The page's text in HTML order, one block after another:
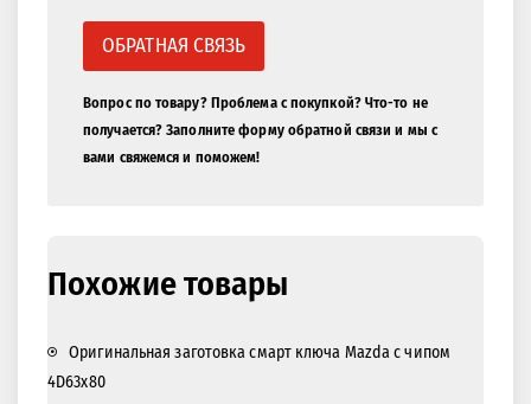
ОБРАТНАЯ СВЯЗЬ
Вопрос по товару? Проблема с покупкой? Что-то не
получается? Заполните форму обратной связи и мы с
вами свяжемся и поможем!
Похожие товары
Оригинальная заготовка смарт ключа Mazda с чипом
4D63x80